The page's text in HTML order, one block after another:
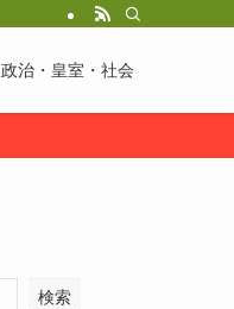
政治・皇室・社会
検索